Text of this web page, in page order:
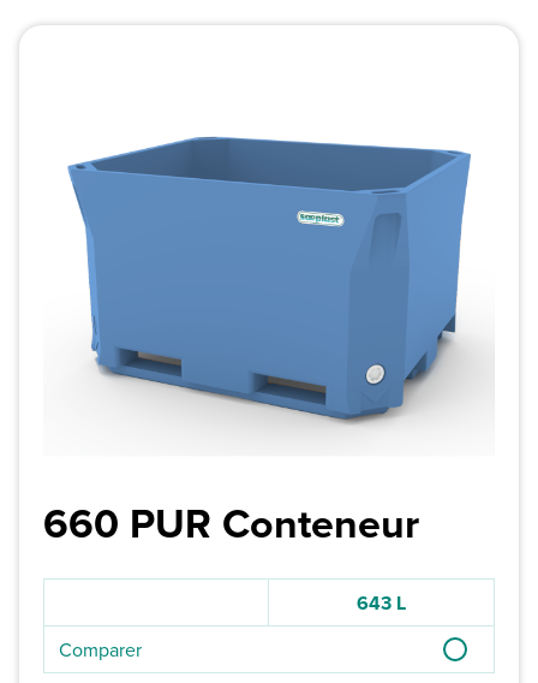
660 PUR Conteneur
643 L
Comparer